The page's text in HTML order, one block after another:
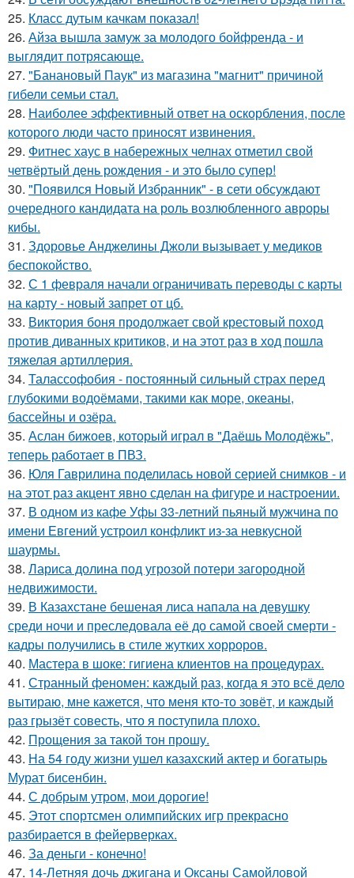
25. Класс дутым качкам показал!
26. Айза вышла замуж за молодого бойфренда - и
выглядит потрясающе.
27. "Банановый Паук" из магазина "магнит" причиной
гибели семьи стал.
28. Наиболее эффективный ответ на оскорбления, после
которого люди часто приносят извинения.
29. Фитнес хаус в набережных челнах отметил свой
четвёртый день рождения - и это было супер!
30. "Появился Новый Избранник" - в сети обсуждают
очередного кандидата на роль возлюбленного авроры
кибы.
31. Здоровье Анджелины Джоли вызывает у медиков
беспокойство.
32. С 1 февраля начали ограничивать переводы с карты
на карту - новый запрет от цб.
33. Виктория боня продолжает свой крестовый поход
против диванных критиков, и на этот раз в ход пошла
тяжелая артиллерия.
34. Талассофобия - постоянный сильный страх перед
глубокими водоёмами, такими как море, океаны,
бассейны и озёра.
35. Аслан бижоев, который играл в "Даёшь Молодёжь",
теперь работает в ПВЗ.
36. Юля Гаврилина поделилась новой серией снимков - и
на этот раз акцент явно сделан на фигуре и настроении.
37. В одном из кафе Уфы 33-летний пьяный мужчина по
имени Евгений устроил конфликт из-за невкусной
шаурмы.
38. Лариса долина под угрозой потери загородной
недвижимости.
39. В Казахстане бешеная лиса напала на девушку
среди ночи и преследовала её до самой своей смерти -
кадры получились в стиле жутких хорроров.
40. Мастера в шоке: гигиена клиентов на процедурах.
41. Странный феномен: каждый раз, когда я это всё дело
вытираю, мне кажется, что меня кто-то зовёт, и каждый
раз грызёт совесть, что я поступила плохо.
42. Прощения за такой тон прошу.
43. На 54 году жизни ушел казахский актер и богатырь
Мурат бисенбин.
44. С добрым утром, мои дорогие!
45. Этот спортсмен олимпийских игр прекрасно
разбирается в фейерверках.
46. За деньги - конечно!
47. 14-Летняя дочь джигана и Оксаны Самойловой